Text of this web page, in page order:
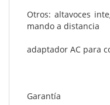
Otros: altavoces
mando a distancia
adaptador AC para
Garantía